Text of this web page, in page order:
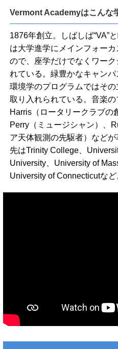
Vermont Academyはこんな
1876年創立。しばしば“VA”
は大学進学にメインフォー
ので、座学だけでなくワー
れている。緑豊かなキャンパ
環境学のプログラムではそ
取り入れられている。音楽
Harris（ロータリークラブの
Perry（ミュージシャン）、
ア天体観測の先駆者）など
先はTrinity College、
University、University of
University of Connecticutなど